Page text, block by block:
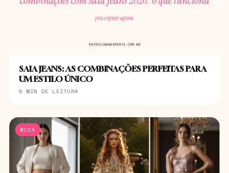
SAIA JEANS: AS COMBINAÇÕES PERFEITAS PARA
UM ESTILO ÚNICO
5 MIN DE LEITURA
MODA